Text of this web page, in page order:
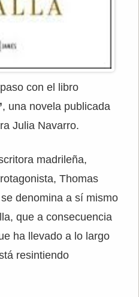
con el libro
, una novela publicada
Julia Navarro.
madrileña,
Thomas
denomina a sí mismo
que a consecuencia
ha llevado a lo largo
resintiendo